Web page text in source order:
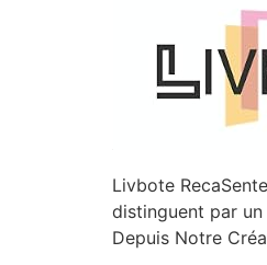
Livbote
distinguent par
Depuis Notre